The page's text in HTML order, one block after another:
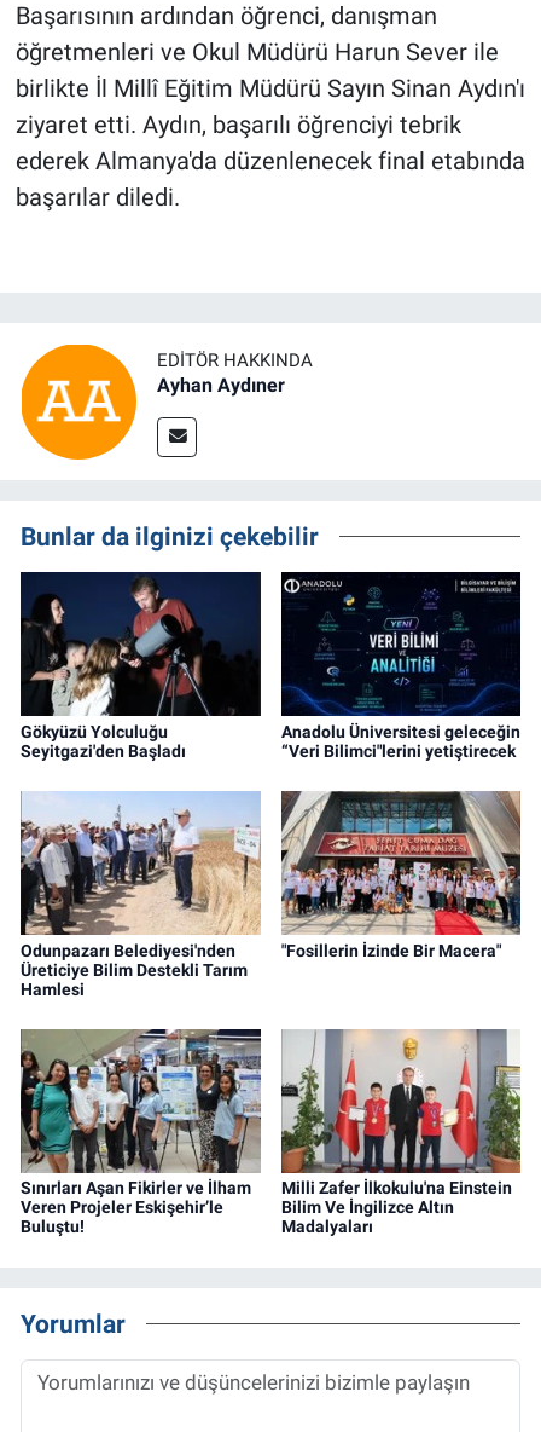
Başarısının ardından öğrenci, danışman
öğretmenleri ve Okul Müdürü Harun Sever ile
birlikte İl Millî Eğitim Müdürü Sayın Sinan Aydın'ı
ziyaret etti. Aydın, başarılı öğrenciyi tebrik
ederek Almanya'da düzenlenecek final etabında
başarılar diledi.
EDITÖR HAKKINDA
Ayhan Aydıner
Bunlar da ilginizi çekebilir
Gökyüzü Yolculuğu
Seyitgazi'den Başladı
Anadolu Üniversitesi geleceğin
“Veri Bilimci"lerini yetiştirecek
Odunpazarı Belediyesi'nden
Üreticiye Bilim Destekli Tarım
Hamlesi
"Fosillerin İzinde Bir Macera"
Sınırları Aşan Fikirler ve İlham
Veren Projeler Eskişehir’le
Buluştu!
Milli Zafer İlkokulu'na Einstein
Bilim Ve İngilizce Altın
Madalyaları
Yorumlar